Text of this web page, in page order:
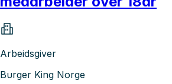
Arbeidsgiver
Burger King Norge